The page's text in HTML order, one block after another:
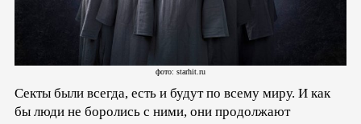
фото: starhit.ru
Секты были всегда, есть и будут по всему миру. И как
бы люди не боролись с ними, они продолжают